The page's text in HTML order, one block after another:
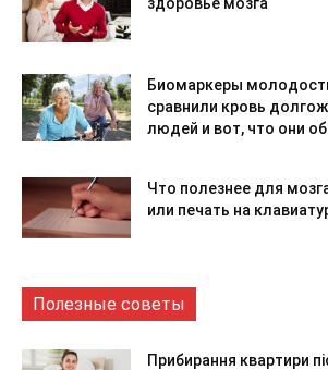
Биомаркеры
сравнили кровь
людей и вот, что они
Что полезнее для
или печать на
Полезные советы
Прибирання квартири